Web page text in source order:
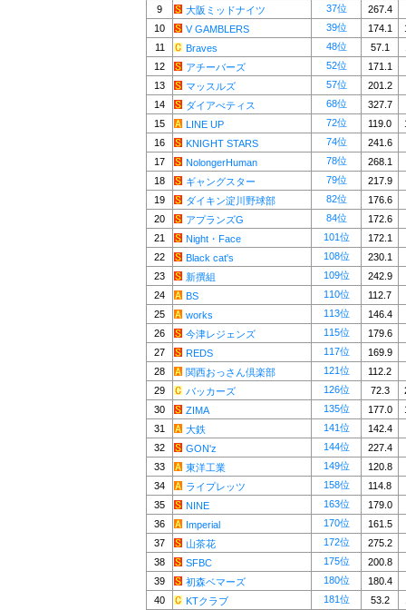
9
大阪ミッドナイツ 37位
267.4
10
V GAMBLERS 39位 174.1
11
Braves 48位 57.1
12
アチーバーズ 52位
171.1
13
マッスルズ 57位
201.2
14
ダイアべティス 68位
327.7
15
LINE UP 72位 119.0
16
KNIGHT STARS 74位
241.6
17
NolongerHuman 78位
268.1
18
ギャングスター 79位
217.9
19
ダイキン淀川野球部 82位
176.6
20
アプランズG 84位
172.6
21
Night・Face 101位
172.1
22
Black cat's 108位
230.1
23
新撰組 109位
242.9
24
BS 110位
112.7
25
works 113位
146.4
26
今津レジェンズ 115位
179.6
27
REDS 117位
169.9
28
関西おっさん倶楽部 121位
112.2
29
バッカーズ 126位 72.3
30
ZIMA 135位 177.0
31
大鉄 141位
142.4
32
GON'z 144位
227.4
33
東洋工業 149位
120.8
34
ライプレッツ 158位
114.8
35
NINE 163位
179.0
36
Imperial 170位
161.5
37
山茶花 172位
275.2
38
SFBC 175位
200.8
39
初森ベマーズ 180位
180.4
40
KTクラブ 181位 53.2